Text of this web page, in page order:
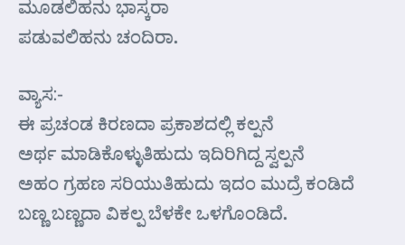
ಮೂಡಲಿಹನು ಭಾಸ್ಕರಾ
ಪಡುವಲಿಹನು ಚಂದಿರಾ.
ವ್ಯಾಸ:-
ಈ ಪ್ರಚಂಡ ಕಿರಣದಾ ಪ್ರಕಾಶದಲ್ಲಿ ಕಲ್ಪನೆ
ಅರ್ಥ ಮಾಡಿಕೊಳ್ಳುತಿಹುದು ಇದಿರಿಗಿದ್ದ ಸ್ವಲ್ಪನೆ
ಅಹಂ ಗ್ರಹಣ ಸರಿಯುತಿಹುದು ಇದಂ ಮುದ್ರೆ ಕಂಡಿದೆ
ಬಣ್ಣ ಬಣ್ಣದಾ ವಿಕಲ್ಪ ಬೆಳಕೇ ಒಳಗೊಂಡಿದೆ.